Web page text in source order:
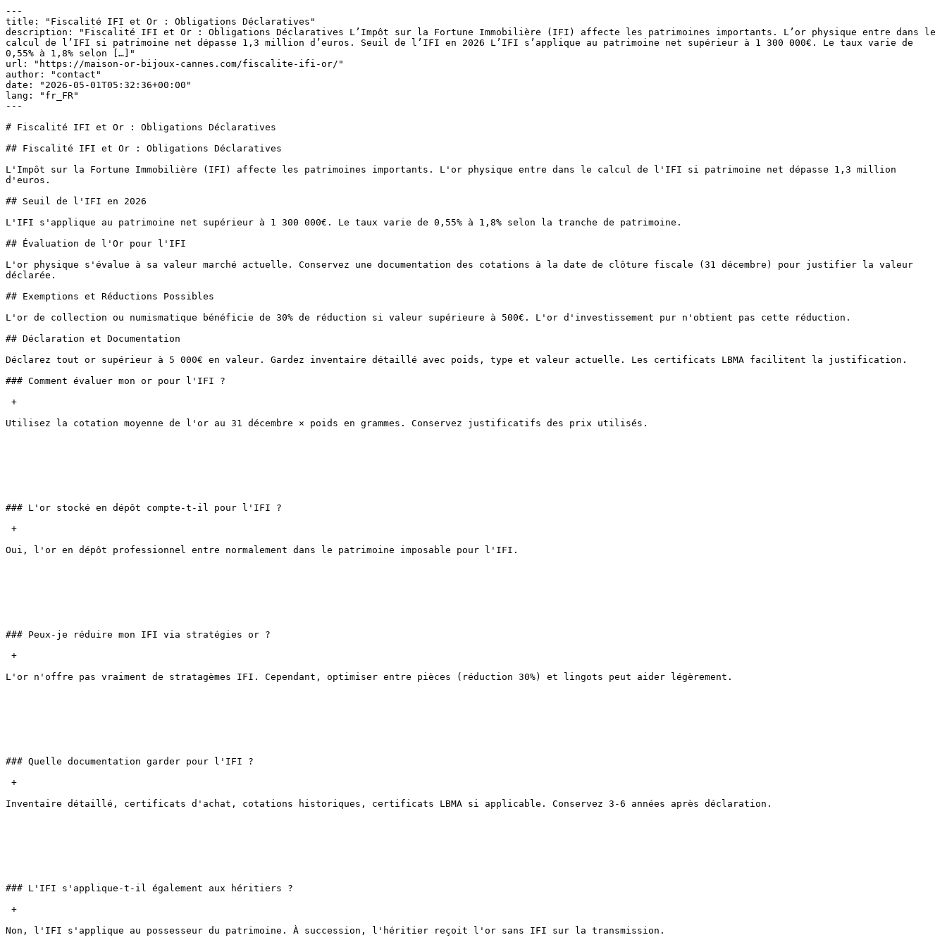
---
title: "Fiscalité IFI et Or : Obligations Déclaratives"
description: "Fiscalité IFI et Or : Obligations Déclaratives L’Impôt sur la Fortune Immobilière (IFI) affecte les patrimoines importants. L’or physique entre dans le
calcul de l’IFI si patrimoine net dépasse 1,3 million d’euros. Seuil de l’IFI en 2026 L’IFI s’applique au patrimoine net supérieur à 1 300 000€. Le taux varie de
0,55% à 1,8% selon […]"
url: "https://maison-or-bijoux-cannes.com/fiscalite-ifi-or/"
author: "contact"
date: "2026-05-01T05:32:36+00:00"
lang: "fr_FR"
---
# Fiscalité IFI et Or : Obligations Déclaratives
## Fiscalité IFI et Or : Obligations Déclaratives
L'Impôt sur la Fortune Immobilière (IFI) affecte les patrimoines importants. L'or physique entre dans le calcul de l'IFI si patrimoine net dépasse 1,3 million
d'euros.
## Seuil de l'IFI en 2026
L'IFI s'applique au patrimoine net supérieur à 1 300 000€. Le taux varie de 0,55% à 1,8% selon la tranche de patrimoine.
## Évaluation de l'Or pour l'IFI
L'or physique s'évalue à sa valeur marché actuelle. Conservez une documentation des cotations à la date de clôture fiscale (31 décembre) pour justifier la valeur
déclarée.
## Exemptions et Réductions Possibles
L'or de collection ou numismatique bénéficie de 30% de réduction si valeur supérieure à 500€. L'or d'investissement pur n'obtient pas cette réduction.
## Déclaration et Documentation
Déclarez tout or supérieur à 5 000€ en valeur. Gardez inventaire détaillé avec poids, type et valeur actuelle. Les certificats LBMA facilitent la justification.
### Comment évaluer mon or pour l'IFI ?
Utilisez la cotation moyenne de l'or au 31 décembre × poids en grammes. Conservez justificatifs des prix utilisés.
### L'or stocké en dépôt compte-t-il pour l'IFI ?
Oui, l'or en dépôt professionnel entre normalement dans le patrimoine imposable pour l'IFI.
### Peux-je réduire mon IFI via stratégies or ?
L'or n'offre pas vraiment de stratagèmes IFI. Cependant, optimiser entre pièces (réduction 30%) et lingots peut aider légèrement.
### Quelle documentation garder pour l'IFI ?
Inventaire détaillé, certificats d'achat, cotations historiques, certificats LBMA si applicable. Conservez 3-6 années après déclaration.
### L'IFI s'applique-t-il également aux héritiers ?
Non, l'IFI s'applique au possesseur du patrimoine. À succession, l'héritier reçoit l'or sans IFI sur la transmission.